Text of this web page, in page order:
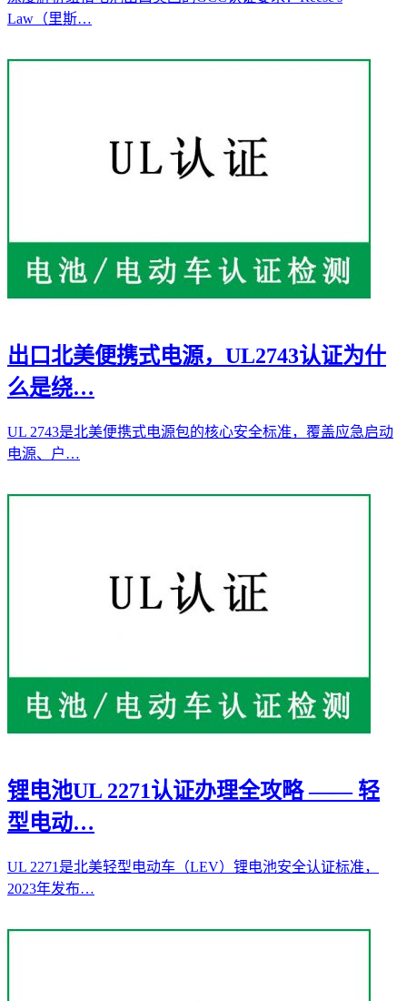
Law（里斯…
出口北美便携式电源，UL2743认证为什
么是绕…
UL 2743是北美便携式电源包的核心安全标准，覆盖应急启动
电源、户…
锂电池UL 2271认证办理全攻略 —— 轻
型电动…
UL 2271是北美轻型电动车（LEV）锂电池安全认证标准，
2023年发布…